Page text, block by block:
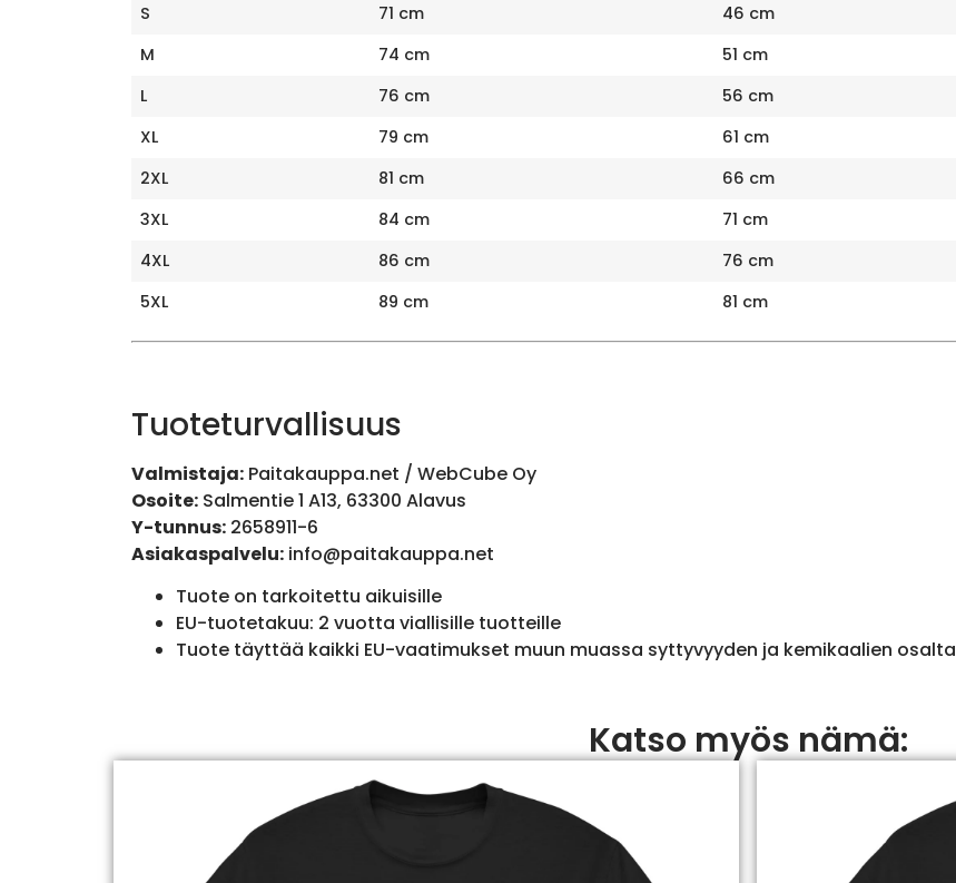
S
71 cm 46 cm
M
74 cm 51 cm
L
76 cm 56 cm
XL
79 cm 61 cm
2XL
81 cm 66 cm
3XL
84 cm 71 cm
4XL
86 cm 76 cm
5XL
89 cm 81 cm
Tuoteturvallisuus
Valmistaja:Paitakauppa.net / WebCube Oy
Osoite:Salmentie 1 A13, 63300 Alavus
Y-tunnus:2658911-6
Asiakaspalvelu: info@paitakauppa.net
Tuote on tarkoitettu aikuisille
EU-tuotetakuu: 2 vuotta viallisille tuotteille
Tuote täyttää kaikki EU-vaatimukset muun muassa syttyvyyden ja kemikaalien osalta
Katso myös nämä: